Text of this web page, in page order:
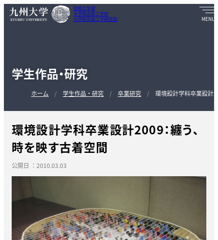
芸術工学部
大学院芸術工学府
大学院芸術工学研究院
学生作品・研究
ホーム 学生作品・研究 卒業研究 環境設計学科卒業設計
環境設計学科卒業設計2009：纏う、
時を映す古着空間
公開日 ：2010.03.03